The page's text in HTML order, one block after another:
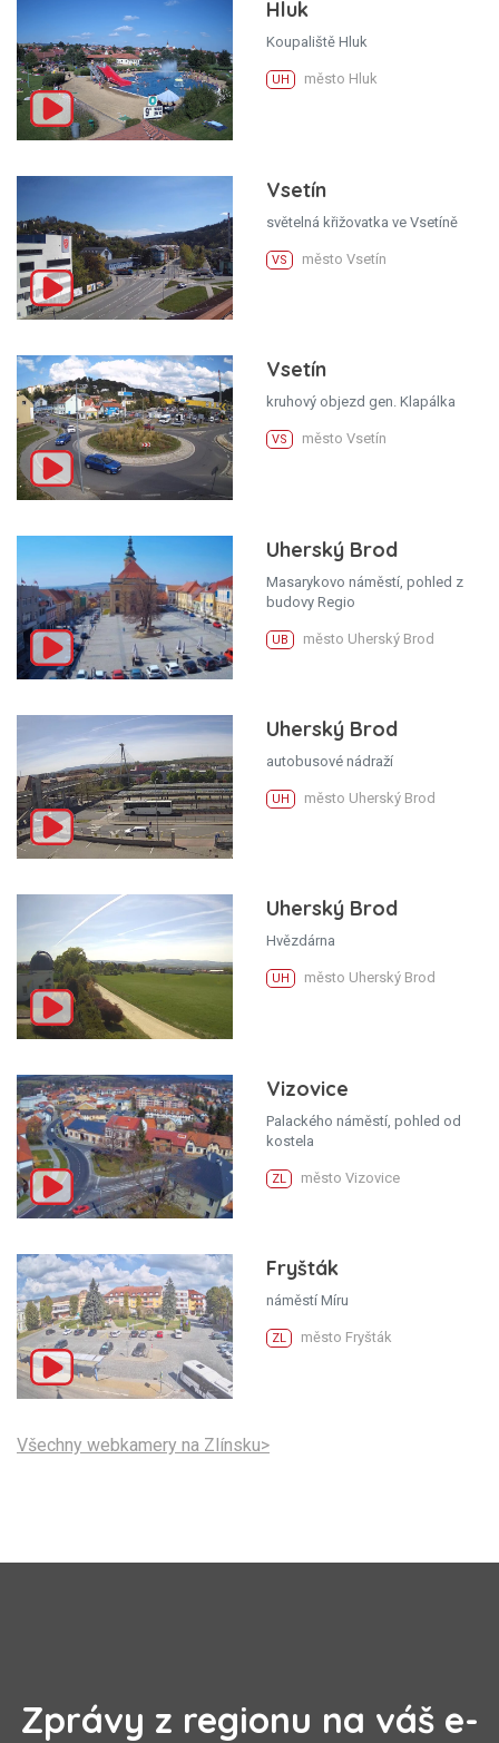
Hluk
Koupaliště Hluk
UH město Hluk
Vsetín
světelná křižovatka ve Vsetíně
VS město Vsetín
Vsetín
kruhový objezd gen. Klapálka
VS město Vsetín
Uherský Brod
Masarykovo náměstí, pohled z
budovy Regio
UB město Uherský Brod
Uherský Brod
autobusové nádraží
UH město Uherský Brod
Uherský Brod
Hvězdárna
UH město Uherský Brod
Vizovice
Palackého náměstí, pohled od
kostela
ZL město Vizovice
Fryšták
náměstí Míru
ZL město Fryšták
Všechny webkamery na Zlínsku>
Zprávy z regionu na váš e-